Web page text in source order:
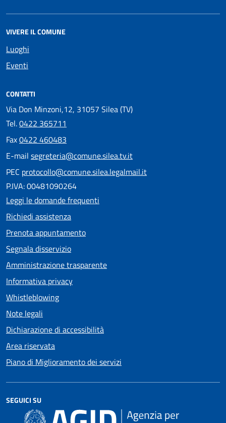
VIVERE IL COMUNE
Luoghi
Eventi
CONTATTI
Via Don Minzoni,12, 31057 Silea (TV)
Tel.0422 365711
Fax0422 460483
E-mail segreteria@comune.silea.tv.it
PEC protocollo@comune.silea.legalmail.it
P.IVA: 00481090264
Leggi le domande frequenti
Richiedi assistenza
Prenota appuntamento
Segnala disservizio
Amministrazione trasparente
Informativa privacy
Whistleblowing
Note legali
Dichiarazione di accessibilità
Area riservata
Piano di Miglioramento dei servizi
SEGUICI SU